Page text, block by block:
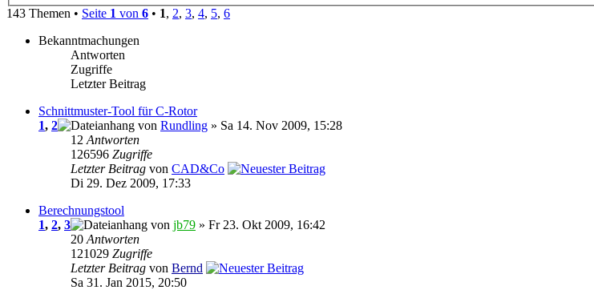
143 Themen • Seite 1 von 6 • 1, 2, 3, 4, 5, 6
Bekanntmachungen
Antworten
Zugriffe
Letzter Beitrag
Schnittmuster-Tool für C-Rotor
1, 2 von Rundling » Sa 14. Nov 2009, 15:28
12 Antworten
126596 Zugriffe
Letzter Beitrag von CAD&Co
Di 29. Dez 2009, 17:33
Berechnungstool
1, 2, 3 von jb79 » Fr 23. Okt 2009, 16:42
20 Antworten
121029 Zugriffe
Letzter Beitrag von Bernd
Sa 31. Jan 2015, 20:50